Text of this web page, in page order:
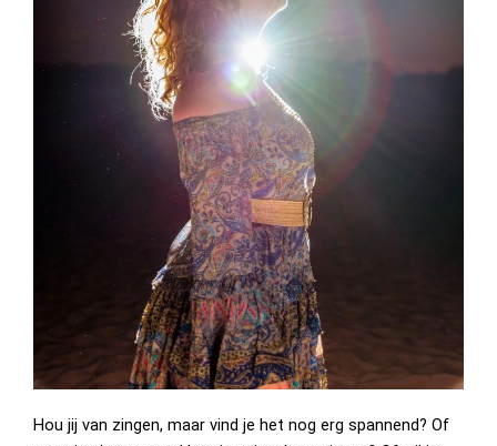
Hou jij van zingen, maar vind je het nog erg spannend? Of